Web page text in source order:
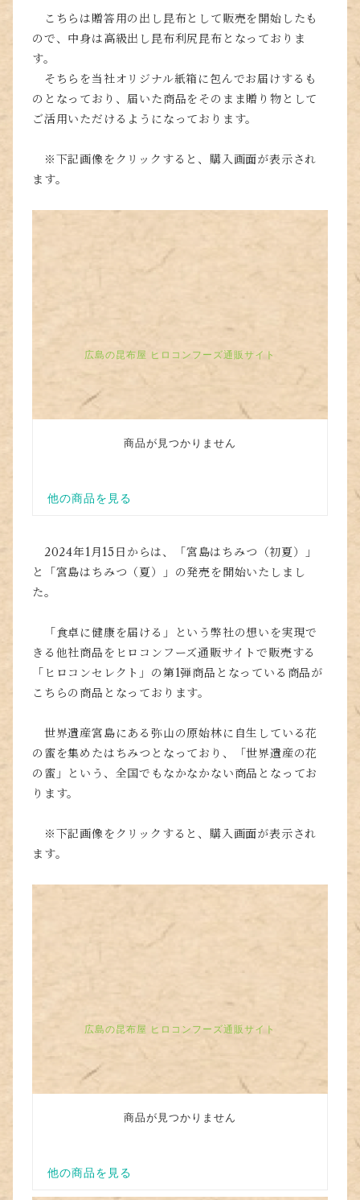
こちらは贈答用の出し昆布として販売を開始したも
ので、中身は高級出し昆布利尻昆布となっておりま
す。
そちらを当社オリジナル紙箱に包んでお届けするも
のとなっており、届いた商品をそのまま贈り物として
ご活用いただけるようになっております。
※下記画像をクリックすると、購入画面が表示され
ます。
2024年1月15日からは、「宮島はちみつ（初夏）」
と「宮島はちみつ（夏）」の発売を開始いたしまし
た。
「食卓に健康を届ける」という弊社の想いを実現で
きる他社商品をヒロコンフーズ通販サイトで販売する
「ヒロコンセレクト」の第1弾商品となっている商品が
こちらの商品となっております。
世界遺産宮島にある弥山の原始林に自生している花
の蜜を集めたはちみつとなっており、「世界遺産の花
の蜜」という、全国でもなかなかない商品となってお
ります。
※下記画像をクリックすると、購入画面が表示され
ます。